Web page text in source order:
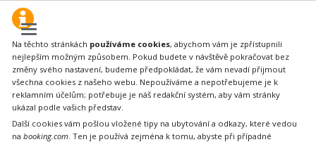
Na těchto stránkách používáme cookies, abychom vám je zpřístupnili
nejlepším možným způsobem. Pokud budete v návštěvě pokračovat bez
změny svého nastavení, budeme předpokládat, že vám nevadí přijmout
všechna cookies z našeho webu. Nepoužíváme a nepotřebujeme je k
reklamním účelům; potřebuje je náš redakční systém, aby vám stránky
ukázal podle vašich představ.
Další cookies vám pošlou vložené tipy na ubytování a odkazy, které vedou
nabooking.com . Ten je používá zejména k tomu, abyste při případné